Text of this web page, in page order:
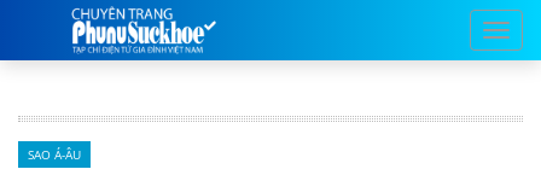
SAO Á-ÂU